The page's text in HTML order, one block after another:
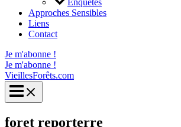
Enquêtes
Approches Sensibles
Liens
Contact
Je m'abonne !
Je m'abonne !
VieillesForêts.com
foret reporterre